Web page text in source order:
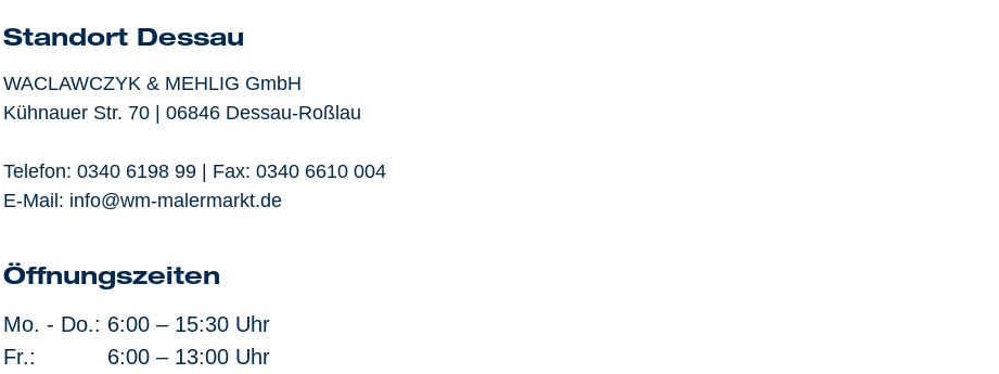
Standort Dessau
WACLAWCZYK & MEHLIG GmbH
Kühnauer Str. 70 | 06846 Dessau-Roßlau
Telefon: 0340 6198 99| Fax: 0340 6610 004
E-Mail: info@wm-malermarkt.de
Öffnungszeiten
Mo. - Do.: 6:00 – 15:30 Uhr
Fr.:
6:00 – 13:00 Uhr